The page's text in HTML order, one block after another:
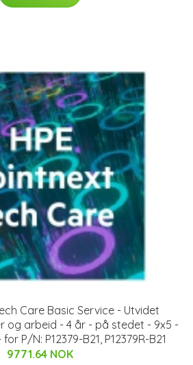
Care Basic Service - Utvidet
og arbeid - 4 år - på stedet - 9x5 -
P/N: P12379-B21, P12379R-B21
9771.64 NOK